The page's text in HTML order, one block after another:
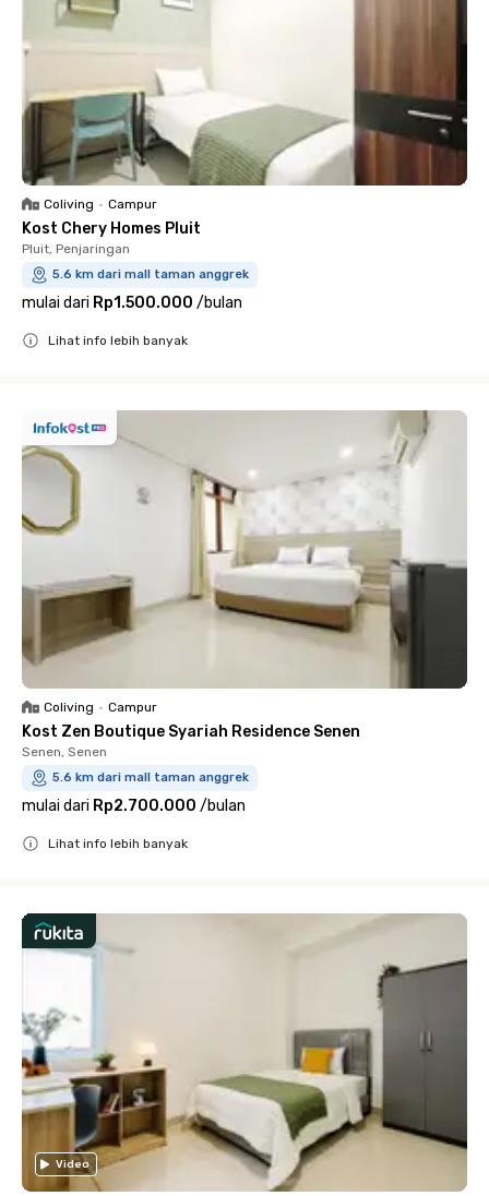
Coliving • Campur
Kost Chery Homes Pluit
Pluit, Penjaringan
5.6 km dari mall taman anggrek
mulai dari Rp1.500.000 /bulan
Lihat info lebih banyak
Coliving • Campur
Kost Zen Boutique Syariah Residence Senen
Senen, Senen
5.6 km dari mall taman anggrek
mulai dari Rp2.700.000 /bulan
Lihat info lebih banyak
Video